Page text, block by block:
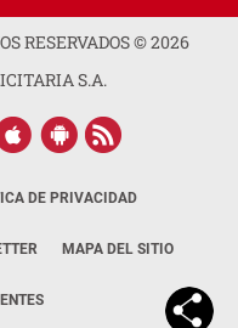
RESERVADOS ©2026
S.A.
DE PRIVACIDAD
MAPA DEL SITIO